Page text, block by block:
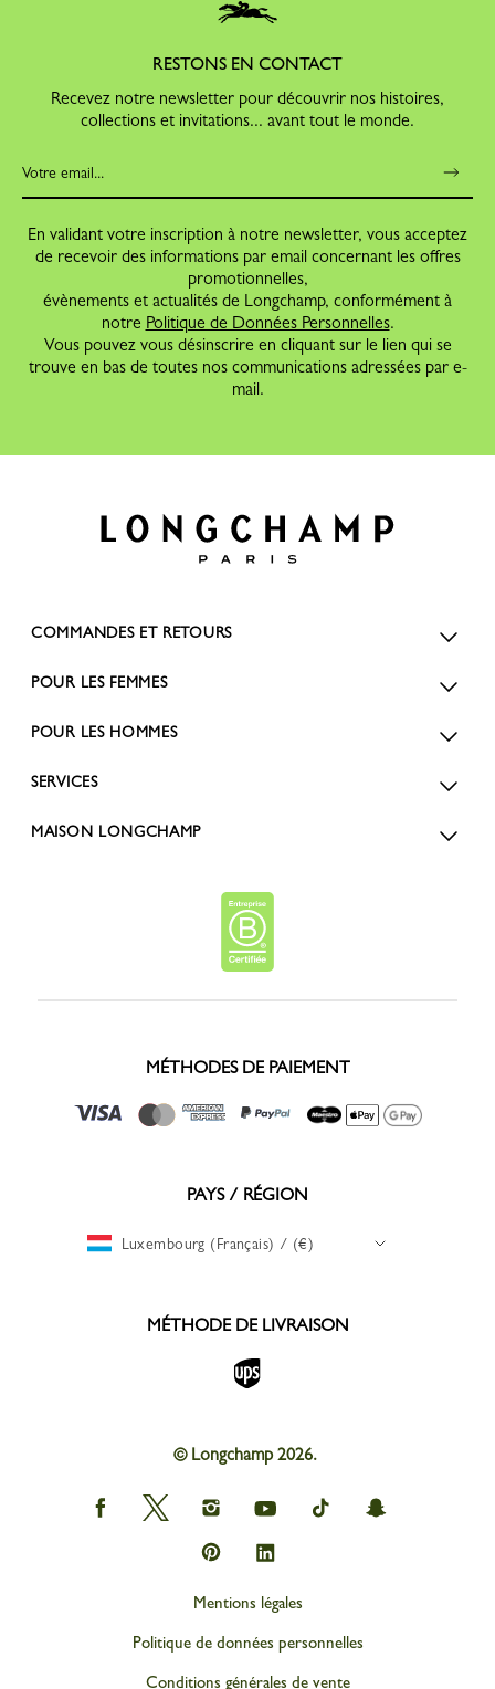
RESTONS EN CONTACT
Recevez notre newsletter pour découvrir nos histoires,
collections et invitations... avant tout le monde.
En validant votre inscription à notre newsletter, vous acceptez
de recevoir des informations par email concernant les offres
promotionnelles,
évènements et actualités de Longchamp, conformément à
notre Politique de Données Personnelles.
Vous pouvez vous désinscrire en cliquant sur le lien qui se
trouve en bas de toutes nos communications adressées par e-
mail.
COMMANDES ET RETOURS
POUR LES FEMMES
POUR LES HOMMES
SERVICES
MAISON LONGCHAMP
MÉTHODES DE PAIEMENT
PAYS / RÉGION
Luxembourg (Français) / (€)
MÉTHODE DE LIVRAISON
© Longchamp 2026.
Longchamp
on
Longchamp
on
Longchamp
on
Instagram
Longchamp
on
youtube
Longchamp
on
Longchamp
on
Longchamp
on
Longchamp
on
Mentions légales
Politique de données personnelles
Conditions générales de vente